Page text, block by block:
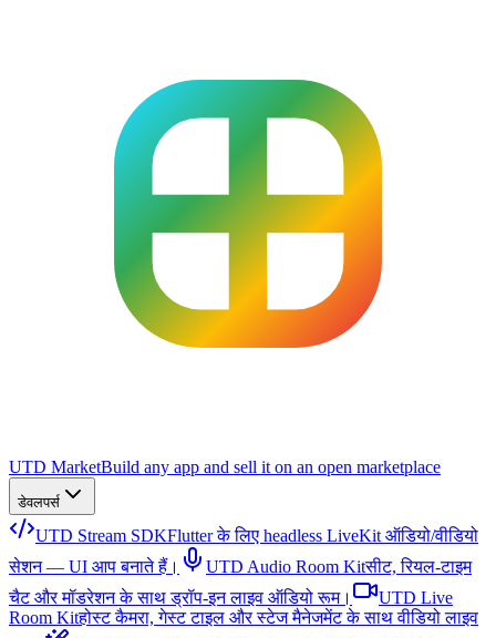
UTD MarketBuild any app and sell it on an open marketplace
डेवलपर्स
UTD Stream SDKFlutter के लिए headless LiveKit ऑडियो/वीडियो
सेशन — UI आप बनाते हैं।
UTD Audio Room Kitसीट, रियल-टाइम
चैट और मॉडरेशन के साथ ड्रॉप-इन लाइव ऑडियो रूम।
UTD Live
Room Kitहोस्ट कैमरा, गेस्ट टाइल और स्टेज मैनेजमेंट के साथ वीडियो लाइव